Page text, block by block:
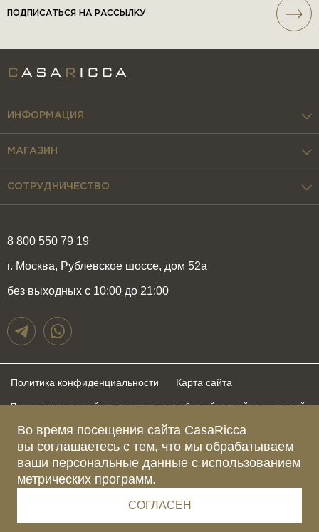
Во время посещения сайта CasaRicca
вы соглашаетесь с тем, что мы обрабатываем
ваши персональные данные с использованием
метрических программ.
СОГЛАСЕН
ПОДПИСАТЬСЯ НА РАССЫЛКУ
8 800 550 79 19
г. Москва, Рублевское шоссе, дом 52а
без выходных с 10:00 до 21:00
ИНФОРМАЦИЯ
МАГАЗИН
СОТРУДНИЧЕСТВО
Политика конфиденциальности Карта сайта
Представленные на сайте цены не являются публичной офертой, определяемой
быть изменены в любое время без предупреждения. Для получения актуальной и
подробной информации о стоимости, сроках и условиях поставки просьба
обращаться к менеджерам по указанным выше телефонам
Зарегистрированное название компании
Адрес Ш. РУБЛЁВСКОЕ, Д. 52А, ПОМЕЩ. I ЭТАЖ 2, КОМ. 81 Г.МОСКВА, ВН.ТЕР.
Телефон компании +79015477974